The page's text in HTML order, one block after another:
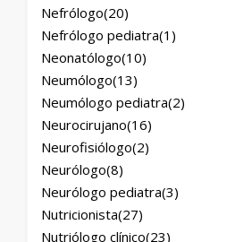
Nefrólogo(20)
Nefrólogo pediatra(1)
Neonatólogo(10)
Neumólogo(13)
Neumólogo pediatra(2)
Neurocirujano(16)
Neurofisiólogo(2)
Neurólogo(8)
Neurólogo pediatra(3)
Nutricionista(27)
Nutriólogo clínico(23)